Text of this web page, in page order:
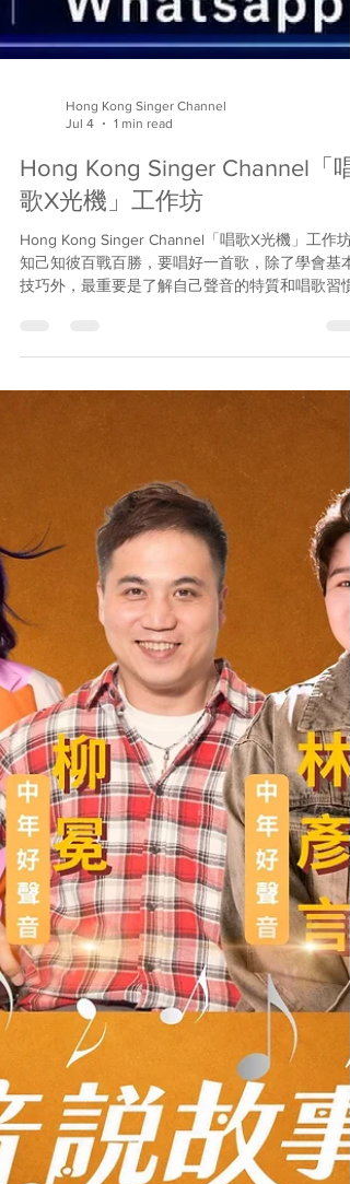
Hong Kong Singer Channel
Jul 4
1 min read
Hong Kong Singer Channel「唱
歌X光機」工作坊
Hong Kong Singer Channel「唱歌X光機」工作坊
善，去蕪存菁。一個讓你認識唱歌、認識自己聲線
的工作坊，為你的歌唱之途揭開新的起點；特別能
月15日 (星期三) 時間：8:00pm – 10:00pm 地點：
角區 費用：HK$350 報名：WhatsApp 57039103
額有限，報名從速！